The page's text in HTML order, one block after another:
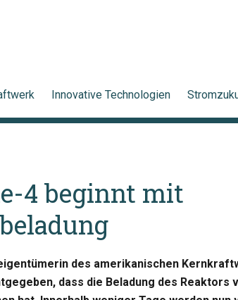
Innovative Technologien
4 beginnt mit
des amerikanischen
dass die Beladung des Reaktors